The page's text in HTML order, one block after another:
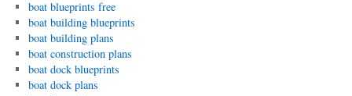
boat blueprints free
boat building blueprints
boat building plans
boat construction plans
boat dock blueprints
boat dock plans